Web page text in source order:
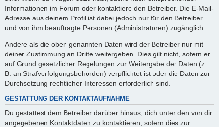
Informationen im Forum oder kontaktiere den Betreiber. Die E-Mail-
Adresse aus deinem Profil ist dabei jedoch nur für den Betreiber
und von ihm beauftragte Personen (Administratoren) zugänglich.
Andere als die oben genannten Daten wird der Betreiber nur mit
deiner Zustimmung an Dritte weitergeben. Dies gilt nicht, sofern er
auf Grund gesetzlicher Regelungen zur Weitergabe der Daten (z.
B. an Strafverfolgungsbehörden) verpflichtet ist oder die Daten zur
Durchsetzung rechtlicher Interessen erforderlich sind.
GESTATTUNG DER KONTAKTAUFNAHME
Du gestattest dem Betreiber darüber hinaus, dich unter den von dir
angegebenen Kontaktdaten zu kontaktieren, sofern dies zur